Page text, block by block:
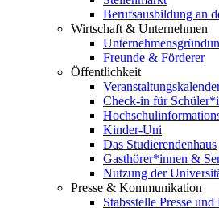
Berufsausbildung an
Wirtschaft & Unternehmen
Freunde & Förderer
Öffentlichkeit
Check-in für
Kinder-Uni
Das Studierendenhaus
Gasthörer*innen &
Nutzung der
Presse & Kommunikation
Stabsstelle Presse